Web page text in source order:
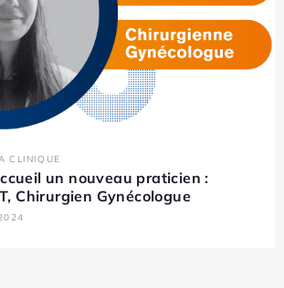
CLINIQUE
un nouveau praticien :
Chirurgien Gynécologue